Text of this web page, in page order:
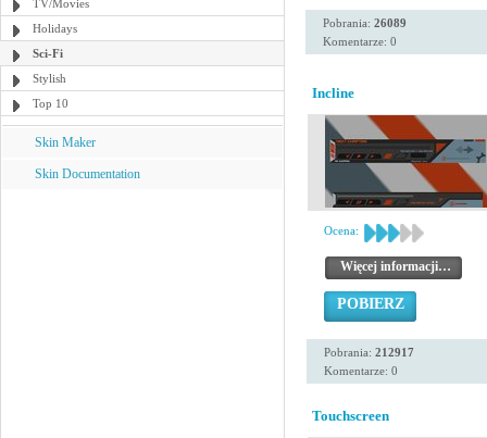
TV/Movies
Holidays
Sci-Fi
Stylish
Top 10
Skin Maker
Skin Documentation
Pobrania: 26089
Komentarze: 0
Incline
Ocena:
Więcej informacji…
POBIERZ
Pobrania: 212917
Komentarze: 0
Touchscreen